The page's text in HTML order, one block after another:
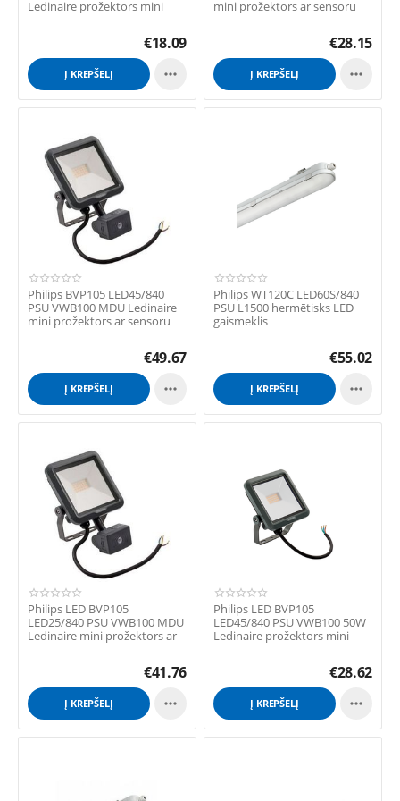
Ledinaire prožektors mini
€18.09
Į KREPŠELĮ 
mini prožektors ar sensoru
€28.15
Į KREPŠELĮ 
Philips BVP105 LED45/840
PSU VWB100 MDU Ledinaire
mini prožektors ar sensoru
€49.67
Į KREPŠELĮ 
Philips WT120C LED60S/840
PSU L1500 hermētisks LED
gaismeklis
€55.02
Į KREPŠELĮ 
Philips LED BVP105
LED25/840 PSU VWB100 MDU
Ledinaire mini prožektors ar
€41.76
Į KREPŠELĮ 
Philips LED BVP105
LED45/840 PSU VWB100 50W
Ledinaire prožektors mini
€28.62
Į KREPŠELĮ 